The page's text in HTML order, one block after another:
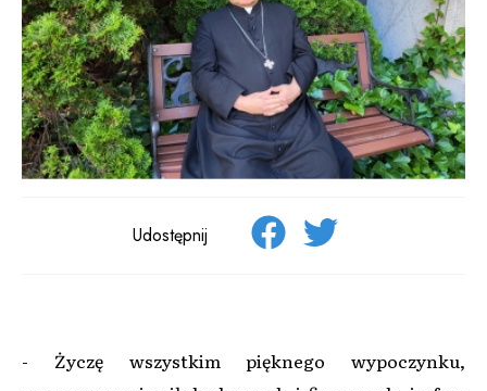
Udostępnij
- Życzę wszystkim pięknego wypoczynku,